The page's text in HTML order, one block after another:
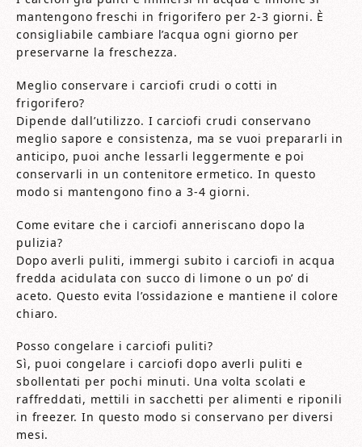
mantengono freschi in frigorifero per 2-3 giorni. È
consigliabile cambiare l’acqua ogni giorno per
preservarne la freschezza.
Meglio conservare i carciofi crudi o cotti in
frigorifero?
Dipende dall’utilizzo. I carciofi crudi conservano
meglio sapore e consistenza, ma se vuoi prepararli in
anticipo, puoi anche lessarli leggermente e poi
conservarli in un contenitore ermetico. In questo
modo si mantengono fino a 3-4 giorni.
Come evitare che i carciofi anneriscano dopo la
pulizia?
Dopo averli puliti, immergi subito i carciofi in acqua
fredda acidulata con succo di limone o un po’ di
aceto. Questo evita l’ossidazione e mantiene il colore
chiaro.
Posso congelare i carciofi puliti?
Sì, puoi congelare i carciofi dopo averli puliti e
sbollentati per pochi minuti. Una volta scolati e
raffreddati, mettili in sacchetti per alimenti e riponili
in freezer. In questo modo si conservano per diversi
mesi.